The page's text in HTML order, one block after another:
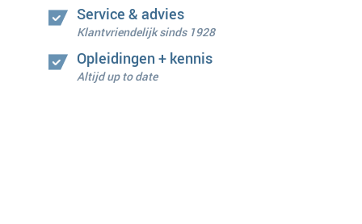
Service & advies
Klantvriendelijk sinds 1928
Opleidingen + kennis
Altijd up to date